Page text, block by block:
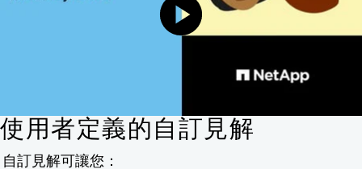
使用者定義的自訂見解
自訂見解可讓您：